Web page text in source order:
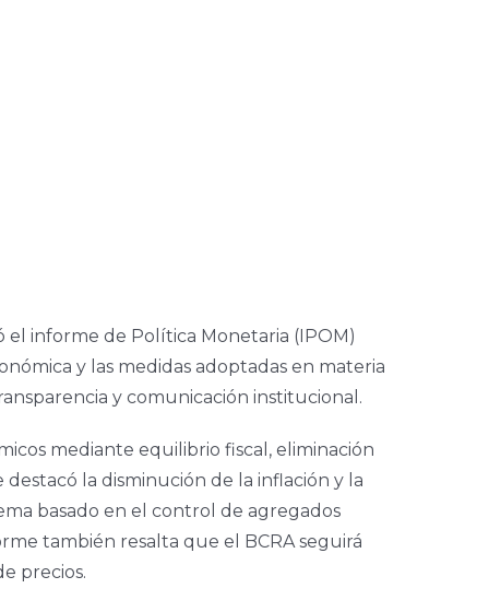
el informe de Política Monetaria (IPOM)
y las medidas adoptadas en materia
y comunicación institucional.
mediante equilibrio fiscal, eliminación
la disminución de la inflación y la
basado en el control de agregados
también resalta que el BCRA seguirá
precios.